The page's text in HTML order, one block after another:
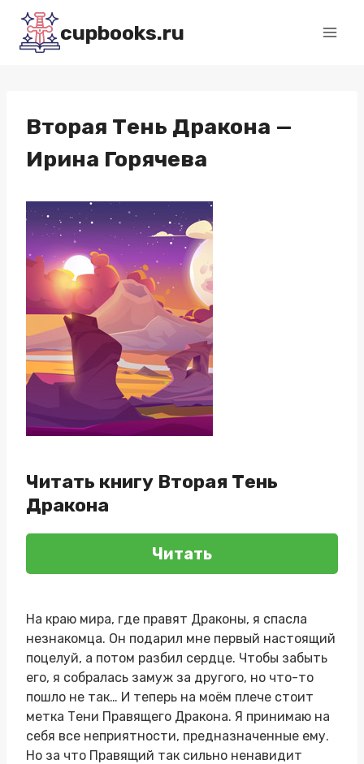
Перейти
содержимому
cupbooks.ru
Вторая Тень Дракона —
Ирина Горячева
Читать книгу Вторая Тень
Дракона
Читать
На краю мира, где правят Драконы, я спасла
незнакомца. Он подарил мне первый настоящий
поцелуй, а потом разбил сердце. Чтобы забыть
его, я собралась замуж за другого, но что-то
пошло не так… И теперь на моём плече стоит
метка Тени Правящего Дракона. Я принимаю на
себя все неприятности, предназначенные ему.
Но за что Правящий так сильно ненавидит